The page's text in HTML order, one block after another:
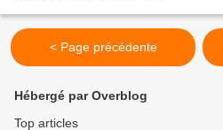
< Page précédente
Hébergé par Overblog
Top articles